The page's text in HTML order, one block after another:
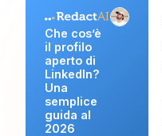
Che cos’è
il profilo
aperto di
LinkedIn?
Una
semplice
guida al
2026